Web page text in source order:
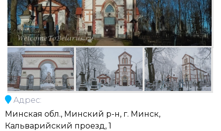
Адрес:
Минская обл., Минский р-н, г. Минск,
Кальварийский проезд, 1